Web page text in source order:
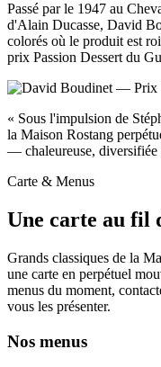
Passé par le 1947 au
d'Alain Ducasse, David
colorés où le produit est
prix Passion Dessert du
« Sous l'impulsion de
la Maison Rostang
— chaleureuse, diversifiée
Carte & Menus
Une carte au fil
Grands classiques de la
une carte en perpétuel
menus du moment,
vous les présenter.
Nos menus